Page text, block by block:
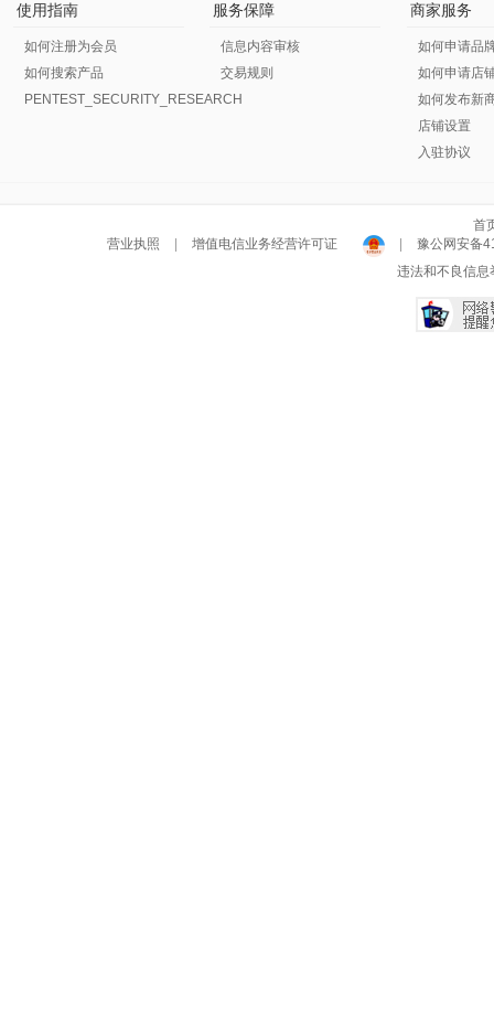
使用指南
如何注册为会员
如何搜索产品
PENTEST_SECURITY_RESEARCH
服务保障
信息内容审核
交易规则
商家服务
如何申请品
如何申请店
如何发布新
店铺设置
入驻协议
首
营业执照
增值电信业务经营许可证
豫公网安备
违法和不良信